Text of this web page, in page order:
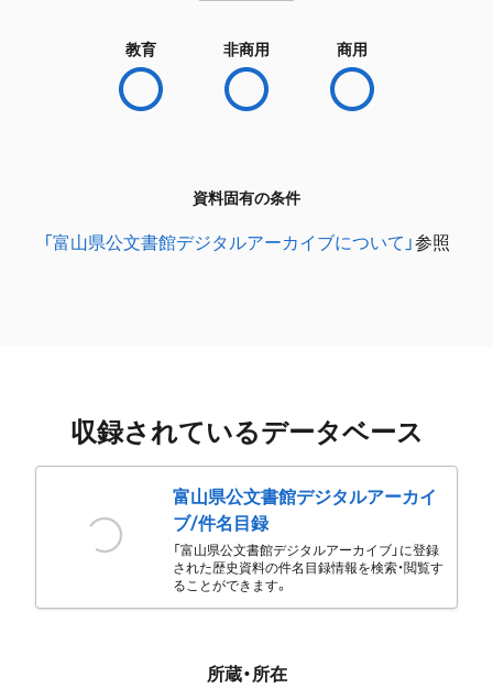
教育 非商用 商用
資料固有の条件
「富山県公文書館デジタルアーカイブについて」参照
収録されているデータベース
富山県公文書館デジタルアーカイ
ブ/件名目録
「富山県公文書館デジタルアーカイブ」に登録
された歴史資料の件名目録情報を検索・閲覧す
ることができます。
所蔵・所在